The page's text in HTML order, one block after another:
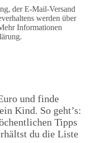
der E-Mail-Versand
werden über
Informationen
und finde
Kind. So geht’s:
Tipps
du die Liste